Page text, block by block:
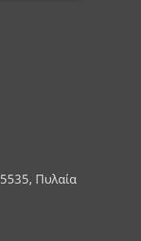
Πυλαία